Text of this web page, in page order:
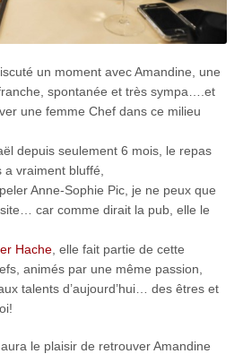
un moment avec Amandine, une
spontanée et très sympa….et
une femme Chef dans ce milieu
depuis seulement 6 mois, le repas
vraiment bluffé,
Anne-Sophie Pic, je ne peux que
car comme dirait la pub, elle le
Hache, elle fait partie de cette
animés par une même passion,
talents d’aujourd’hui… des êtres et
le plaisir de retrouver Amandine